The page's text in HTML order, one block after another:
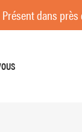
dans près de